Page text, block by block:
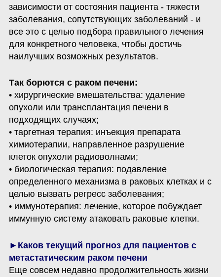
зависимости от состояния пациента - тяжести
заболевания, сопутствующих заболеваний - и
все это с целью подбора правильного лечения
для конкретного человека, чтобы достичь
наилучших возможных результатов.
• хирургические вмешательства: удаление
опухоли или трансплантация печени в
подходящих случаях;
• таргетная терапия: инъекция препарата
химиотерапии, направленное разрушение
клеток опухоли радиоволнами;
• биологическая терапия: подавление
определенного механизма в раковых клетках и с
целью вызвать регресс заболевания;
• иммунотерапия: лечение, которое побуждает
иммунную систему атаковать раковые клетки.
►Каков текущий прогноз для пациентов с
Еще совсем недавно продолжительность жизни